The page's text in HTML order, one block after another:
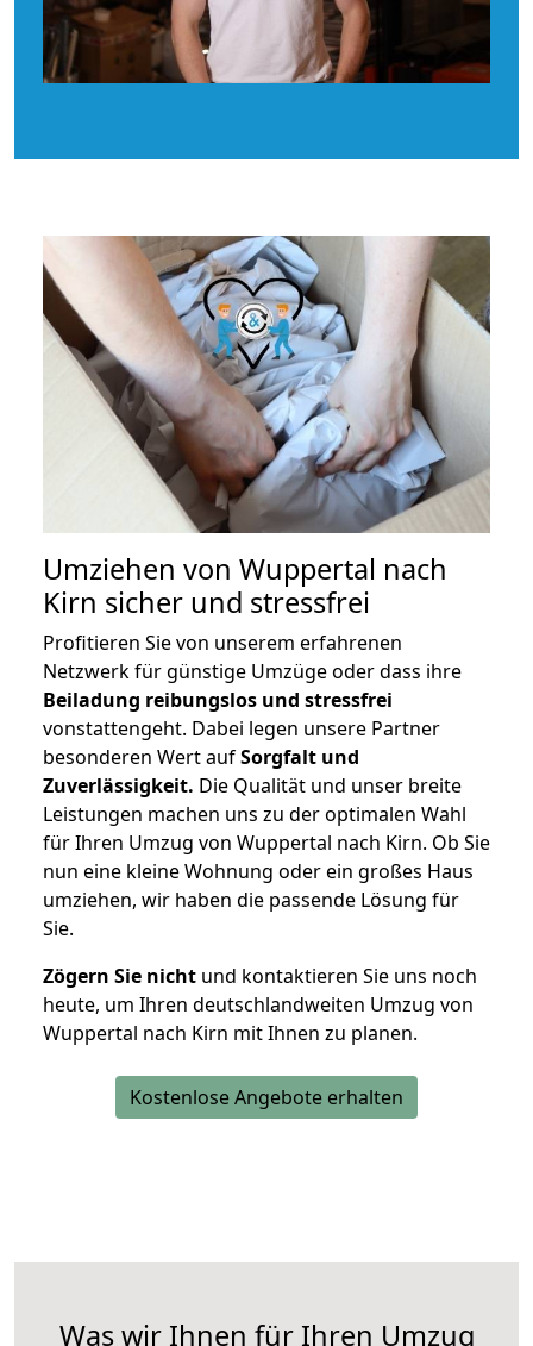
Umziehen von Wuppertal nach
Kirn sicher und stressfrei
Profitieren Sie von unserem erfahrenen
Netzwerk für günstige Umzüge oder dass ihre
Beiladung reibungslos und stressfrei
vonstattengeht. Dabei legen unsere Partner
besonderen Wert aufSorgfalt und
Zuverlässigkeit. Die Qualität und unser breite
Leistungen machen uns zu der optimalen Wahl
für Ihren Umzug von Wuppertal nach Kirn. Ob Sie
nun eine kleine Wohnung oder ein großes Haus
umziehen, wir haben die passende Lösung für
Sie.
Zögern Sie nicht und kontaktieren Sie uns noch
heute, um Ihren deutschlandweiten Umzug von
Wuppertal nach Kirn mit Ihnen zu planen.
Kostenlose Angebote erhalten
Was wir Ihnen für Ihren Umzug